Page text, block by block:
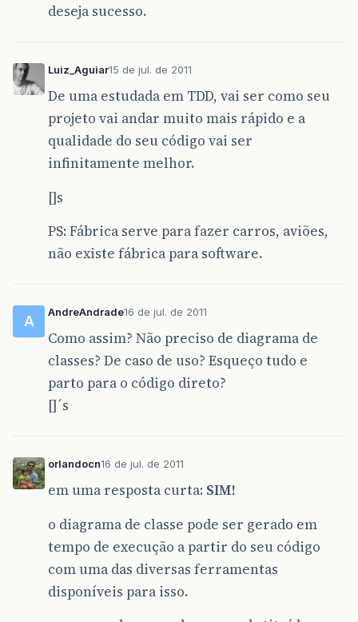
deseja sucesso.
Luiz_Aguiar15 de jul. de 2011
De uma estudada em TDD, vai ser como seu
projeto vai andar muito mais rápido e a
qualidade do seu código vai ser
infinitamente melhor.
[]s
PS: Fábrica serve para fazer carros, aviões,
não existe fábrica para software.
A
AndreAndrade16 de jul. de 2011
Como assim? Não preciso de diagrama de
classes? De caso de uso? Esqueço tudo e
parto para o código direto?
[]´s
orlandocn16 de jul. de 2011
em uma resposta curta: SIM!
o diagrama de classe pode ser gerado em
tempo de execução a partir do seu código
com uma das diversas ferramentas
disponíveis para isso.